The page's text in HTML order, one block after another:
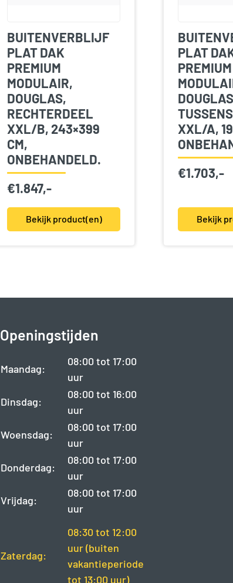
BUITENVERBLIJF
PLAT DAK
PREMIUM
MODULAIR,
DOUGLAS,
RECHTERDEEL
XXL/B, 243×399
CM,
ONBEHANDELD.
€1.847,-
Bekijk product(en)
PLAT
PREMIUM
XXL/A,
€1.703,-
Bekijk
Openingstijden
Maandag:
08:00 tot 17:00
uur
Dinsdag:
08:00 tot 16:00
uur
Woensdag:
08:00 tot 17:00
uur
Donderdag:
08:00 tot 17:00
uur
Vrijdag:
08:00 tot 17:00
uur
Zaterdag:
08:30 tot 12:00
uur (buiten
vakantieperiode
tot 13:00 uur)